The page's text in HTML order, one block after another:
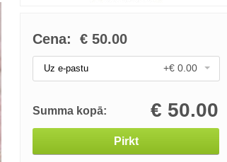
Cena: € 50.00
Uz e-pastu +€ 0.00
Summa kopā: € 50.00
Pirkt